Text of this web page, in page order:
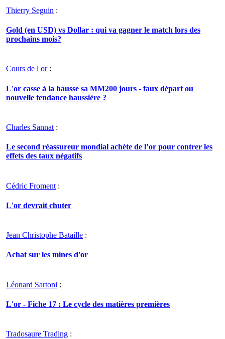
Thierry Seguin :
Gold (en USD) vs Dollar : qui va gagner le match lors des
prochains mois?
Cours de l or:
L'or casse à la hausse sa MM200 jours - faux départ ou
nouvelle tendance haussière ?
Charles Sannat :
Le second réassureur mondial achète de l’or pour contrer les
effets des taux négatifs
Cédric Froment :
L'or devrait chuter
Jean Christophe Bataille :
Achat sur les mines d'or
Léonard Sartoni :
L'or - Fiche 17 : Le cycle des matières premières
Tradosaure Trading :